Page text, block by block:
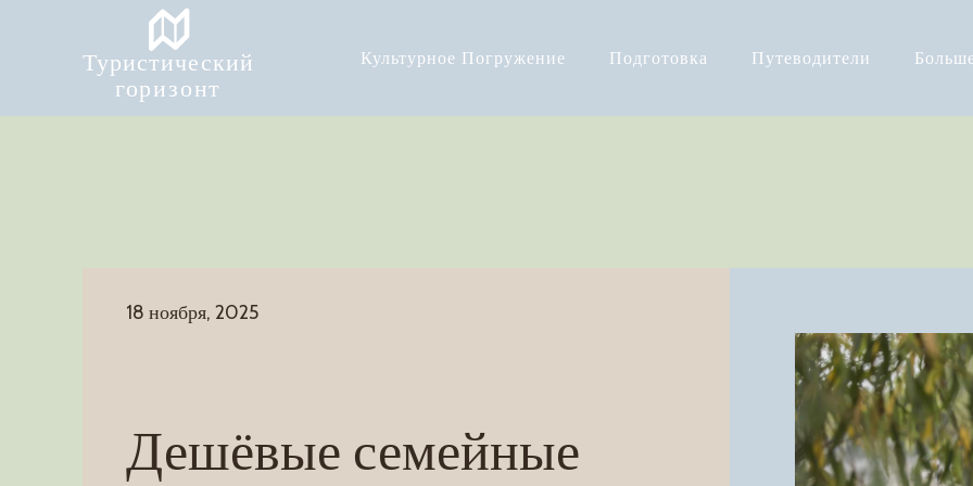
Туристический
горизонт
Культурное Погружение Подготовка Путеводители
Дешёвые семейные
18 ноября, 2025